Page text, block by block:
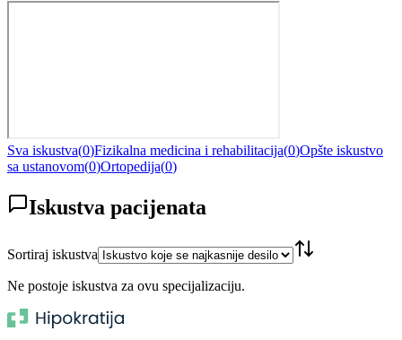
Sva iskustva(0)Fizikalna medicina i rehabilitacija(0)Opšte iskustvo
sa ustanovom(0)Ortopedija(0)
Iskustva pacijenata
Sortiraj iskustva
Ne postoje iskustva za ovu specijalizaciju.